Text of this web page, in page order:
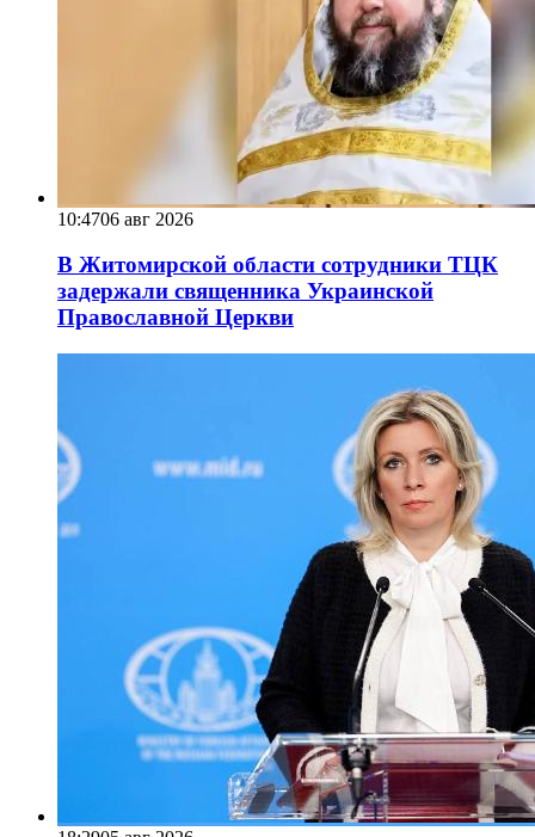
10:4706 авг 2026
В Житомирской области сотрудники ТЦК
задержали священника Украинской
Православной Церкви